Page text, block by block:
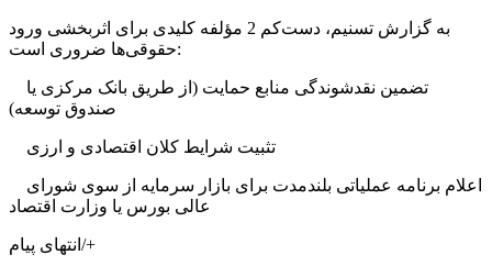
به گزارش تسنیم، دست‌کم 2 مؤلفه کلیدی برای اثربخشی ورود
حقوقی‌ها ضروری است:
صندوق توسعه)
تثبیت شرایط کلان اقتصادی و ارزی
عالی بورس یا وزارت اقتصاد
انتهای پیام/+